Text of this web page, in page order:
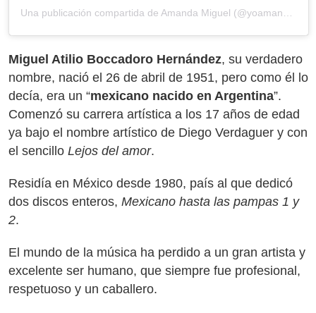
Miguel Atilio Boccadoro Hernández, su verdadero
nombre, nació el 26 de abril de 1951, pero como él lo
decía, era un “mexicano nacido en Argentina”.
Comenzó su carrera artística a los 17 años de edad
ya bajo el nombre artístico de Diego Verdaguer y con
el sencillo Lejos del amor.
Residía en México desde 1980, país al que dedicó
dos discos enteros, Mexicano hasta las pampas 1 y
2.
El mundo de la música ha perdido a un gran artista y
excelente ser humano, que siempre fue profesional,
respetuoso y un caballero.